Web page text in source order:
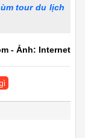
có thêm gấp
Parlour nơi
cách